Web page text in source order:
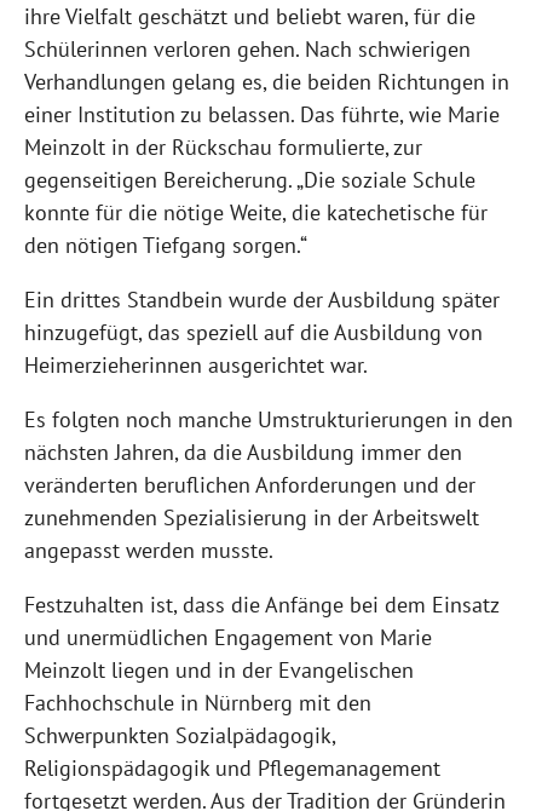
ihre Vielfalt geschätzt und beliebt waren, für die
Schülerinnen verloren gehen. Nach schwierigen
Verhandlungen gelang es, die beiden Richtungen in
einer Institution zu belassen. Das führte, wie Marie
Meinzolt in der Rückschau formulierte, zur
gegenseitigen Bereicherung. „Die soziale Schule
konnte für die nötige Weite, die katechetische für
den nötigen Tiefgang sorgen.“
Ein drittes Standbein wurde der Ausbildung später
hinzugefügt, das speziell auf die Ausbildung von
Heimerzieherinnen ausgerichtet war.
Es folgten noch manche Umstrukturierungen in den
nächsten Jahren, da die Ausbildung immer den
veränderten beruflichen Anforderungen und der
zunehmenden Spezialisierung in der Arbeitswelt
angepasst werden musste.
Festzuhalten ist, dass die Anfänge bei dem Einsatz
und unermüdlichen Engagement von Marie
Meinzolt liegen und in der Evangelischen
Fachhochschule in Nürnberg mit den
Schwerpunkten Sozialpädagogik,
Religionspädagogik und Pflegemanagement
fortgesetzt werden. Aus der Tradition der Gründerin